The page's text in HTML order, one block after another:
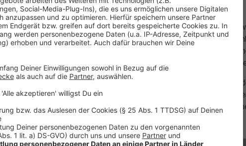
Immerhin: Über 80 Prozent der Befragten wussten zum Beispiel,
Alkohol im Blut abgebaut werden (10 Stunden), wem man beim
gewähren muss (Autos, Radfahrer, Fußgänger) und welcher
Fahrzeug außerhalb geschlossener Ortschaften eingehalten
Wenig überraschend: Laut ADAC-Umfrage hatten Autofahrer, die
vergangenen zwei Jahren gemacht haben, deutlich weniger
der Fragen als Menschen mit einem über 20 Jahre alten
Anzeige